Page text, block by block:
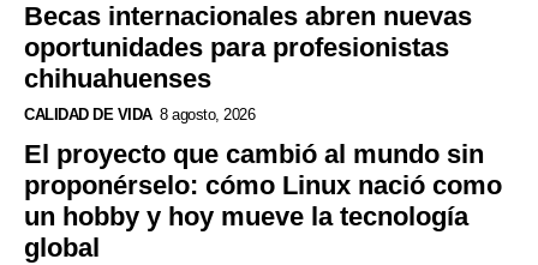
Becas internacionales abren nuevas
oportunidades para profesionistas
chihuahuenses
CALIDAD DE VIDA 8 agosto, 2026
El proyecto que cambió al mundo sin
proponérselo: cómo Linux nació como
un hobby y hoy mueve la tecnología
global